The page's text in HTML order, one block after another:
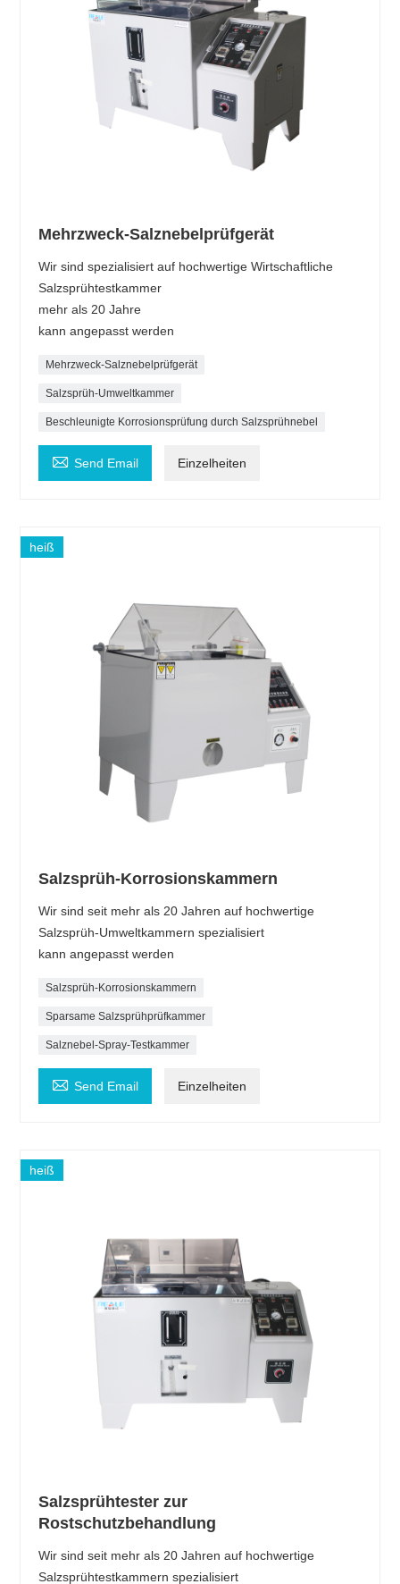
Mehrzweck-Salznebelprüfgerät
Wir sind spezialisiert auf hochwertige Wirtschaftliche
Salzsprühtestkammer
mehr als 20 Jahre
kann angepasst werden
Mehrzweck-Salznebelprüfgerät
Salzsprüh-Umweltkammer
Beschleunigte Korrosionsprüfung durch Salzsprühnebel
 Send Email Einzelheiten
heiß
Salzsprüh-Korrosionskammern
Wir sind seit mehr als 20 Jahren auf hochwertige
Salzsprüh-Umweltkammern spezialisiert
kann angepasst werden
Salzsprüh-Korrosionskammern
Sparsame Salzsprühprüfkammer
Salznebel-Spray-Testkammer
 Send Email Einzelheiten
heiß
Salzsprühtester zur
Rostschutzbehandlung
Wir sind seit mehr als 20 Jahren auf hochwertige
Salzsprühtestkammern spezialisiert